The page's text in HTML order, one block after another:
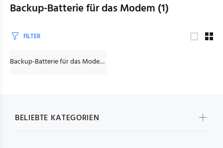
Backup-Batterie für das Modem (1)
FILTER
Backup-Batterie für das Modem PEGATRON
BELIEBTE KATEGORIEN